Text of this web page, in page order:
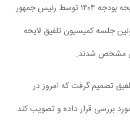
رحیم زارع اظهار کرد: به دنبال تقدیم لایحه بودجه ۱۴۰۴ توسط رئیس جمهور
جلسه کمیسیون تلفیق لایحه
مشخص شدند.
تصمیم گرفت که امروز در
بررسی قرار داده و تصویب کند